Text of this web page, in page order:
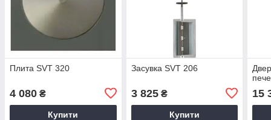
Плита SVT 320
4 080 ₴
Купити
Засувка SVT 206
3 825₴
Купити
15